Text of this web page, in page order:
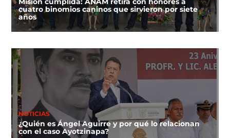
cuatro binomios caninos que sirvieron por siete
años
NOTICIAS
¿Quién es Ángel Aguirre y por qué lo relacionan
con el caso Ayotzinapa?